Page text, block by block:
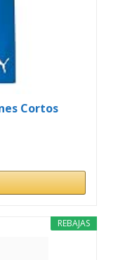
Cortos
REBAJAS